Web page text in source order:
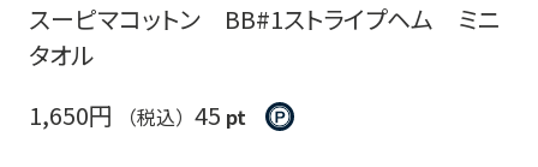
スーピマコットン BB#1ストライプヘム ミニ
タオル
1,650円
（税込） 45 pt